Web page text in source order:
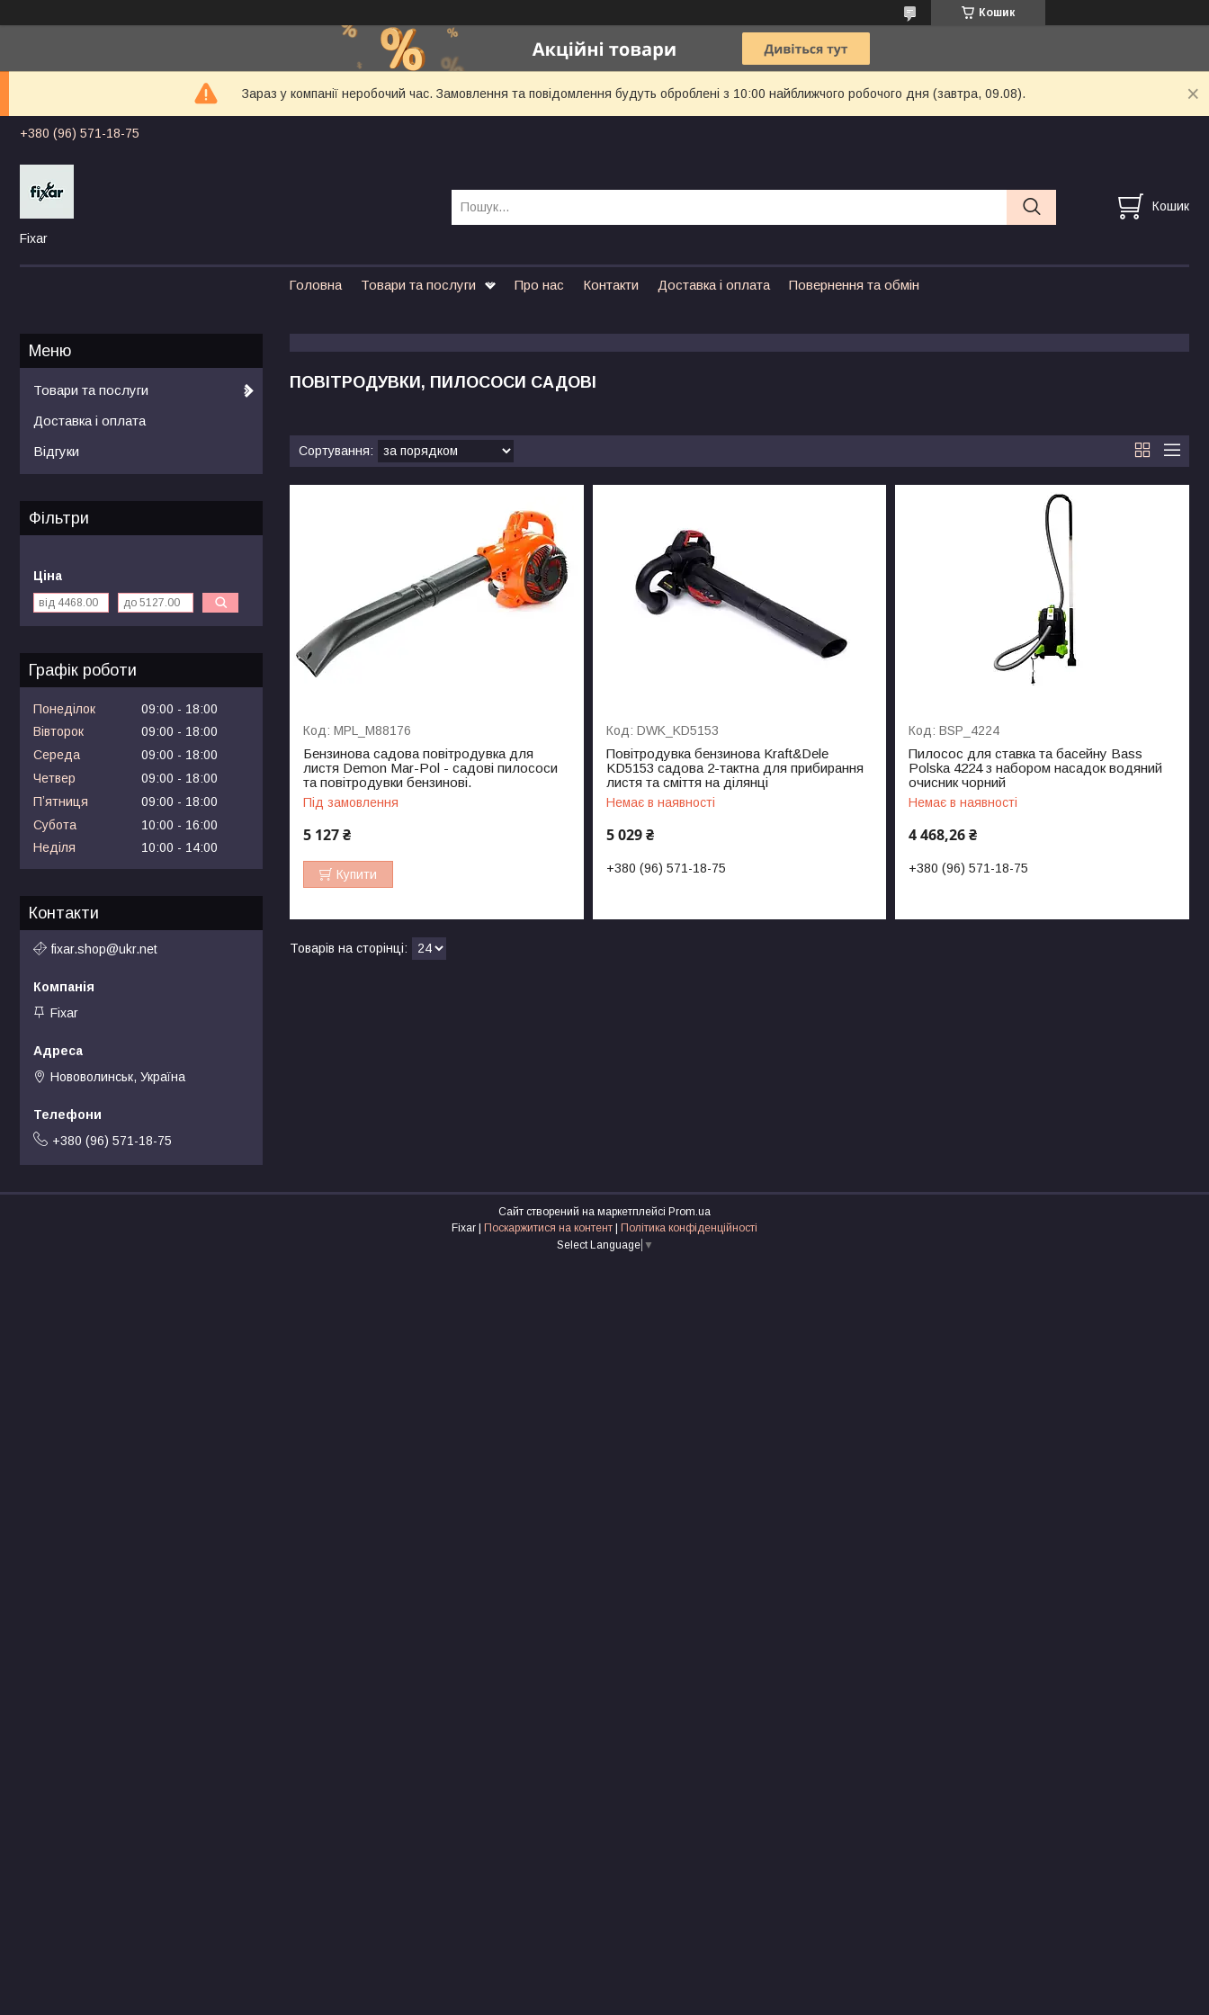
Кошик
Зараз у компанії неробочий час. Замовлення та повідомлення будуть оброблені з 10:00 найближчого робочого дня (завтра, 09.08).
+380 (96) 571-18-75
Fixar
Кошик
Головна Товари та послуги Про нас Контакти Доставка і оплата Повернення та обмін
ПОВІТРОДУВКИ, ПИЛОСОСИ САДОВІ
MPL_M88176
Бензинова садова повітродувка для
листя Demon Mar-Pol - садові пилососи
та повітродувки бензинові.
Під замовлення
5 127 ₴
Купити
DWK_KD5153
Повітродувка бензинова Kraft&Dele
KD5153 садова 2-тактна для прибирання
листя та сміття на ділянці
Немає в наявності
5 029 ₴
+380 (96) 571-18-75
BSP_4224
Пилосос для ставка та басейну Bass
Polska 4224 з набором насадок водяний
очисник чорний
Немає в наявності
4 468,26 ₴
+380 (96) 571-18-75
Товари та послуги
Доставка і оплата
Відгуки
Фільтри
Ціна
Графік роботи
Понеділок 09:00
18:00
Вівторок
09:00
18:00
Середа
09:00
18:00
Четвер
09:00
18:00
Пʼятниця
09:00
18:00
Субота
10:00
16:00
Неділя
10:00 14:00
Контакти
fixar.shop@ukr.net
Fixar
Нововолинськ, Україна
+380 (96) 571-18-75
Сайт створений на маркетплейсі Prom.ua
Поскаржитися на контент
Політика конфіденційності
Select Language ▼